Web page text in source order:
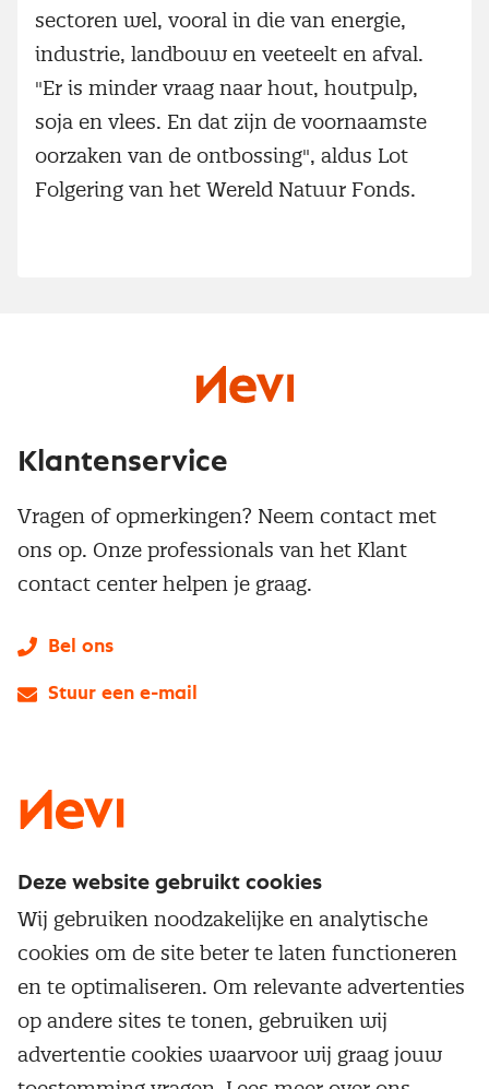
sectoren wel, vooral in die van energie,
industrie, landbouw en veeteelt en afval.
"Er is minder vraag naar hout, houtpulp,
soja en vlees. En dat zijn de voornaamste
oorzaken van de ontbossing", aldus Lot
Folgering van het Wereld Natuur Fonds.
Service & contact
Over inkoop
Netwerk en communities
Aanmelden nieuwsbrief
Populaire thema's
Aanbesteden
Contractmanagement
Kostenmanagement
Opleidingen en trainingen
Trainingen
Klantenservice
Vragen of opmerkingen? Neem contact met
ons op. Onze professionals van het Klant
contact center helpen je graag.
Bel ons
Stuur een e-mail
Deze website gebruikt cookies
Wij gebruiken noodzakelijke en analytische
cookies om de site beter te laten functioneren
en te optimaliseren. Om relevante advertenties
op andere sites te tonen, gebruiken wij
advertentie cookies waarvoor wij graag jouw